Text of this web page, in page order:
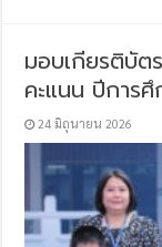
มอบเกียรติบัต
คะแนน ปีการ
24 มิถุนายน 2026